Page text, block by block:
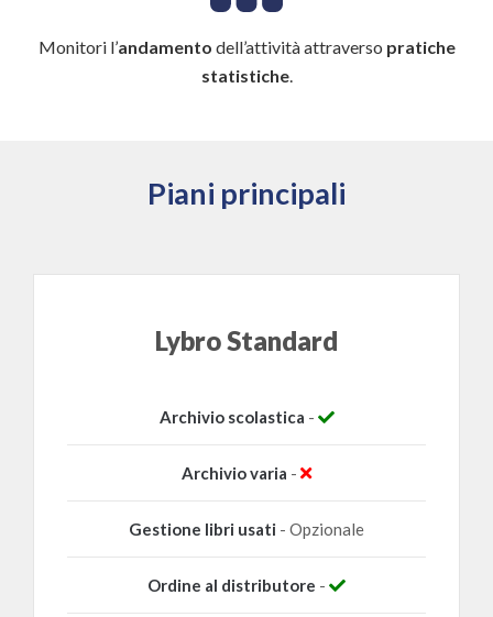
Monitori l’andamento dell’attività attraverso pratiche
statistiche.
Piani principali
Lybro Standard
Archivio scolastica -
Archivio varia -
Gestione libri usati - Opzionale
Ordine al distributore -